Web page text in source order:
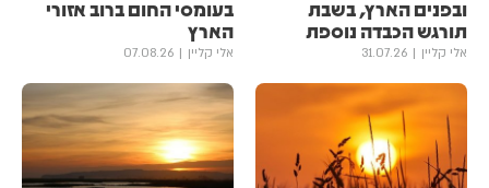
ובפנים הארץ, בשבת
תורגש הכבדה נוספת
אלי קליין 31.07.26
בעומסי החום ברוב אזורי
הארץ
אלי קליין 07.08.26